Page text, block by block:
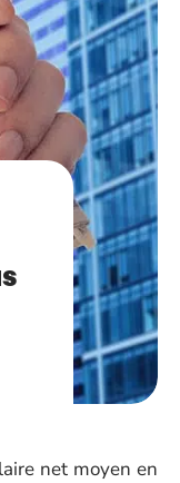
net moyen en